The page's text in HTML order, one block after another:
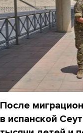
После
в испанской